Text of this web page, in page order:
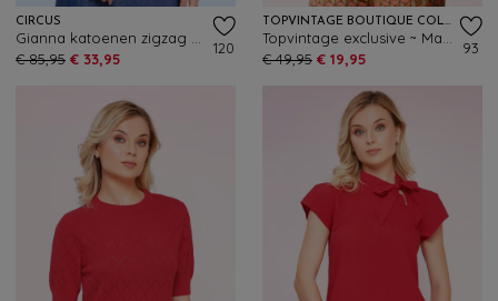
CIRCUS
€ 85,95 € 33,95
120
TOPVINTAGE BOUTIQUE COLLECTION
€ 49,95 € 19,95
93